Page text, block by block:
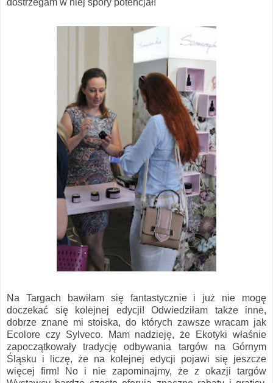
dostrzegam w niej spory potencjał!
Na Targach bawiłam się fantastycznie i już nie mogę
doczekać się kolejnej edycji! Odwiedziłam także inne,
dobrze znane mi stoiska, do których zawsze wracam jak
Ecolore czy Sylveco. Mam nadzieję, że Ekotyki właśnie
zapoczątkowały tradycję odbywania targów na Górnym
Śląsku i liczę, że na kolejnej edycji pojawi się jeszcze
więcej firm! No i nie zapominajmy, że z okazji targów